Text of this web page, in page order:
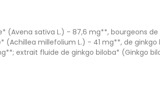
(Avena sativa L.) - 87,6 mg**, bourgeons
millefolium L.) - 41 mg**, de ginkgo
extrait fluide de ginkgo biloba* (Ginkgo